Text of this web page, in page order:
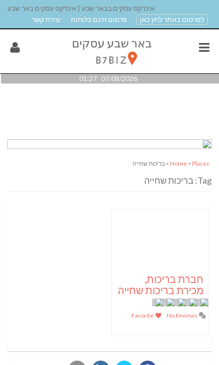
אינדקס עסקים בבאר שבע | אינדקס עסקים באר שבע
לפרסום באתר לחץ כאן
פרסום חינם בלוחות יצירת קשר
07/08/2026 01:27
Home > Places > בריכות שחייה
Tag: בריכות שחייה
חברת בריכות,
מכירת בריכות שחייה